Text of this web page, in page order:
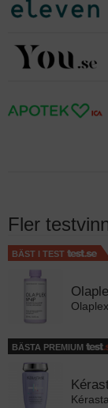
Fler
BÄST I TEST
BÄSTA PREMIUM